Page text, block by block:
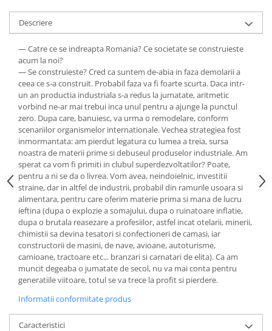
Descriere
— Catre ce se indreapta Romania? Ce societate se construieste
acum la noi?
— Se construieste? Cred ca suntem de-abia in faza demolarii a
ceea ce s-a construit. Probabil faza va fi foarte scurta. Daca intr-
un an productia industriala s-a redus la jumatate, aritmetic
vorbind ne-ar mai trebui inca unul pentru a ajunge la punctul
zero. Dupa care, banuiesc, va urma o remodelare, conform
scenariilor organismelor internationale. Vechea strategiea fost
inmormantata: am pierdut legatura cu lumea a treia, sursa
noastra de materii prime si debuseul produselor industriale. Am
sperat ca vom fi primiti in clubul superdezvoltatilor? Poate,
pentru a ni se da o livrea. Vom avea, neindoielnic, investitii
straine, dar in altfel de industrii, probabil din ramurile usoara si
alimentara, pentru care oferim materie prima si mana de lucru
ieftina (dupa o explozie a somajului, dupa o ruinatoare inflatie,
dupa o brutala reasezare a profesiilor, astfel incat otelarii, minerii,
chimistii sa devina tesatori si confectioneri de camasi, iar
constructorii de masini, de nave, avioane, autoturisme,
camioane, tractoare etc.,. branzari si carnatari de elita). Ca am
muncit degeaba o jumatate de secol, nu va mai conta pentru
generatiile viitoare, totul se va trece la profit si pierdere.
Informatii conformitate produs
Caracteristici